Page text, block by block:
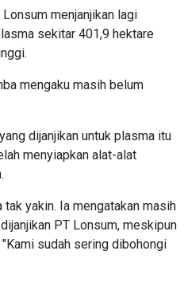
menjanjikan lagi
sekitar 401,9 hektare
mengaku masih belum
dijanjikan untuk plasma itu
menyiapkan alat-alat
yakin. Ia mengatakan masih
PT Lonsum, meskipun
sudah sering dibohongi